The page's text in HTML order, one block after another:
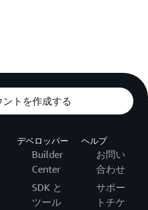
ントを作成する
デベロッパー
Builder
Center
SDK と
ツール
ヘルプ
お問い
合わせ
サポー
トチケ